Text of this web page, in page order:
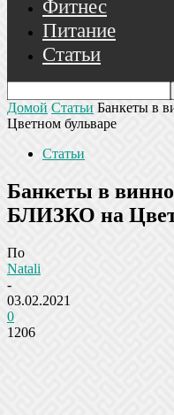
Фитнес
Питание
Статьи
Домой Статьи Банкеты в
Цветном бульваре
Статьи
Банкеты в
БЛИЗКО на
По
Natali
-
03.02.2021
0
1206